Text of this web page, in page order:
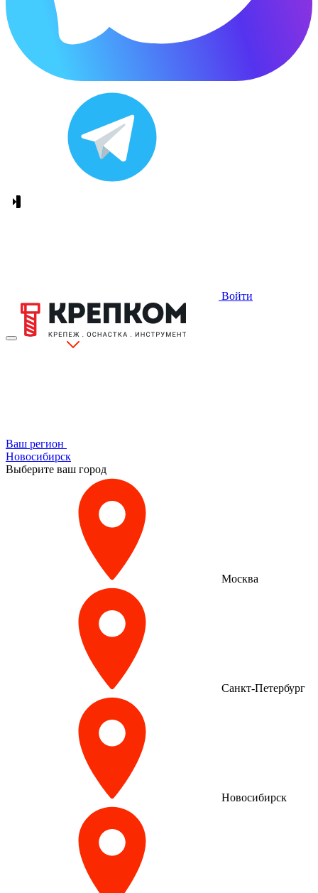
Войти
Ваш регион
Новосибирск
Выберите ваш город
Москва
Санкт-Петербург
Новосибирск